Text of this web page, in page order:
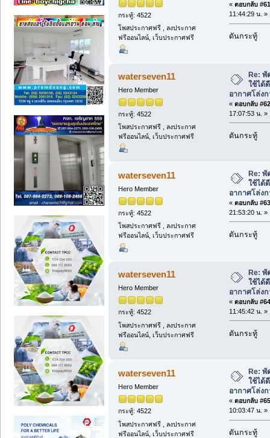
กระทู้: 4522
โพสประกาศฟรี , ลงประกาศ
ฟรีออนไลน์, เว็บประกาศฟรี
« ตอบกลับ
11:44:29 น. »
ดันกระทู้
waterseven11
Hero Member
กระทู้: 4522
โพสประกาศฟรี , ลงประกาศ
ฟรีออนไลน์, เว็บประกาศฟรี
Re: พั
ใช้ได้
อากาศโล่ง
« ตอบกลับ
17:07:53 น. »
ดันกระทู้
waterseven11
Hero Member
กระทู้: 4522
โพสประกาศฟรี , ลงประกาศ
ฟรีออนไลน์, เว็บประกาศฟรี
Re: พั
ใช้ได้
อากาศโล่ง
« ตอบกลับ
21:53:20 น. »
ดันกระทู้
waterseven11
Hero Member
กระทู้: 4522
โพสประกาศฟรี , ลงประกาศ
ฟรีออนไลน์, เว็บประกาศฟรี
Re:
ใช้ได้
อากาศโล่ง
« ตอบกลับ
11:45:42 น. »
ดันกระทู้
waterseven11
Hero Member
กระทู้: 4522
โพสประกาศฟรี , ลงประกาศ
ฟรีออนไลน์, เว็บประกาศฟรี
Re:
ใช้ได้
อากาศโล่ง
« ตอบกลับ
10:03:47 น. »
ดันกระทู้